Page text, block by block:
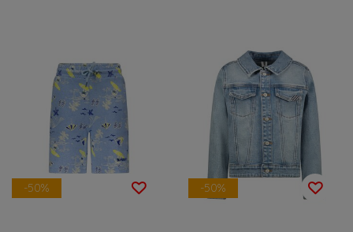
-50% -50%